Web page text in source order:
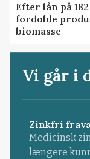
Efter lån på
fordoble
biomasse
Vi går i
Zinkfri
Medicinsk
længere